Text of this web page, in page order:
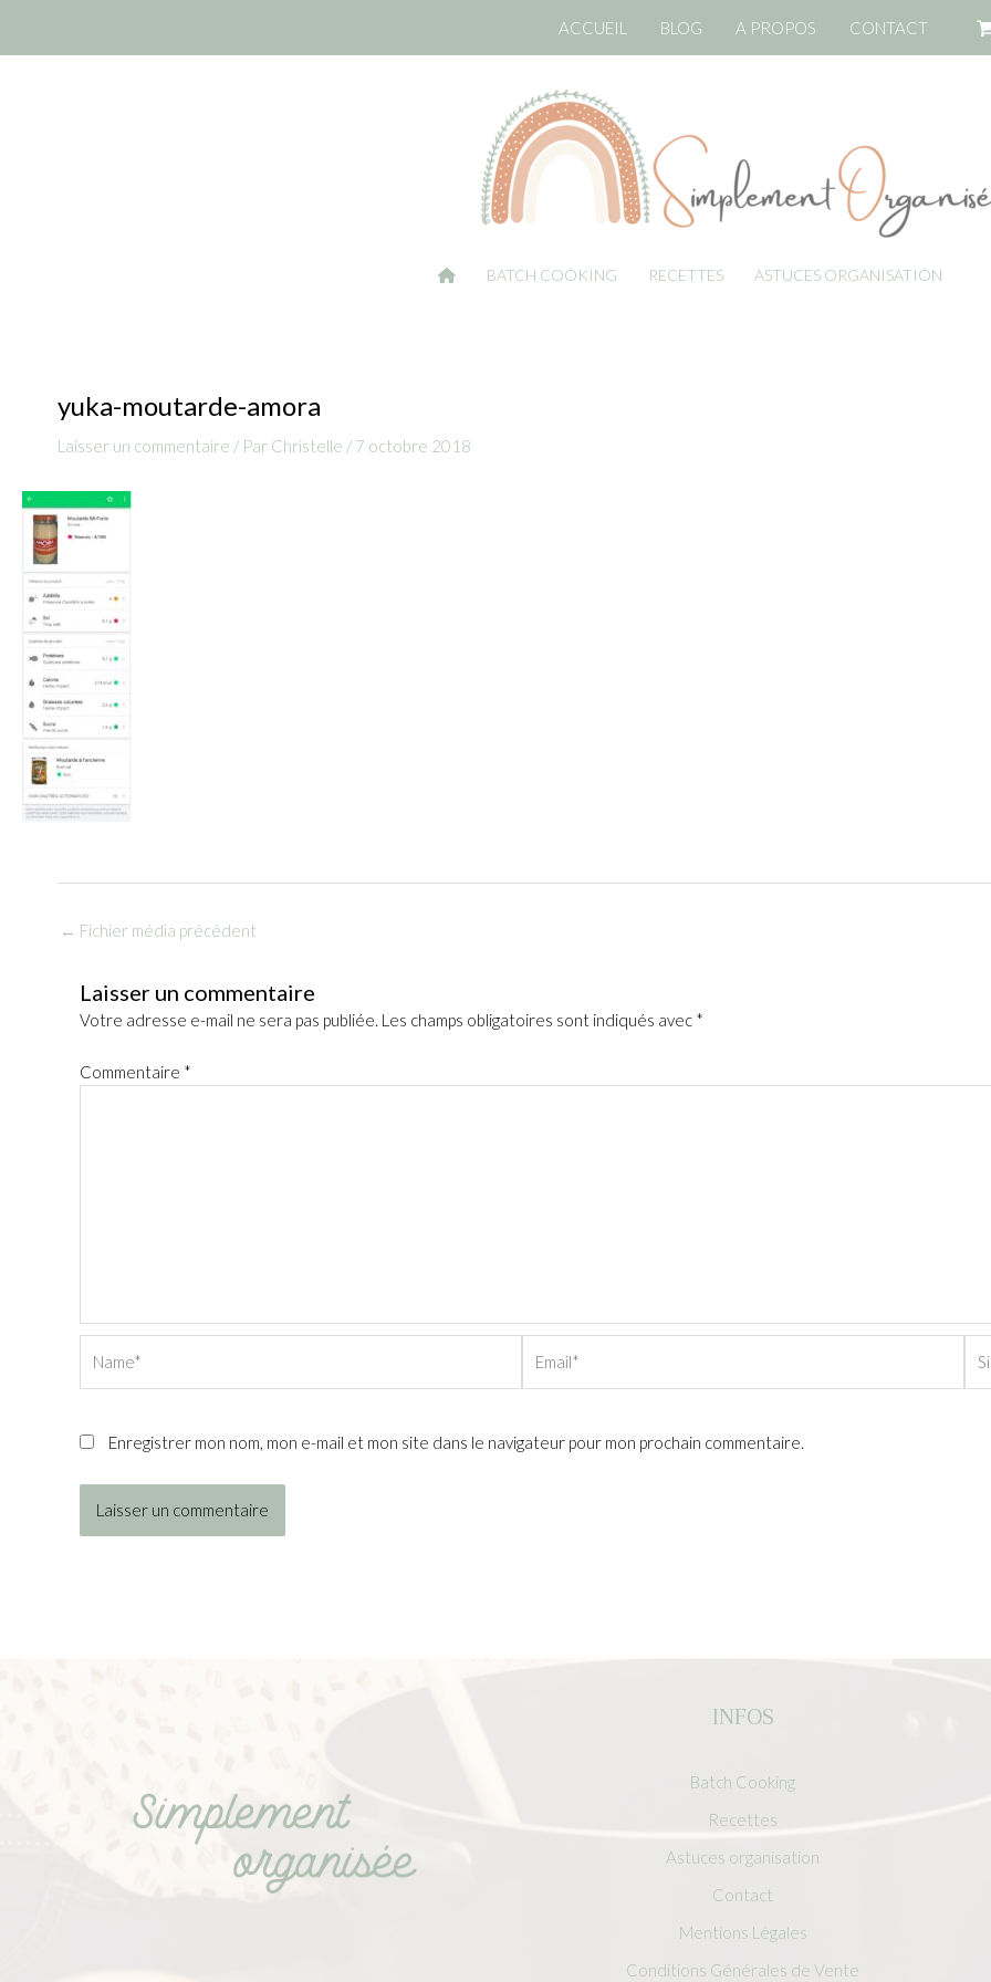
ACCUEIL BLOG A PROPOS CONTACT
BATCH COOKING RECETTES ASTUCES ORGANISATION
yuka-moutarde-amora
Laisser un commentaire / Par Christelle / 7 octobre 2018
← Fichier média précédent
Laisser un commentaire
Votre adresse e-mail ne sera pas publiée. Les champs obligatoires sont indiqués avec *
Commentaire *
Enregistrer mon nom, mon e-mail et mon site dans le navigateur pour mon prochain commentaire.
INFOS
Batch Cooking
Recettes
Astuces organisation
Contact
Mentions Légales
Conditions Générales de Vente